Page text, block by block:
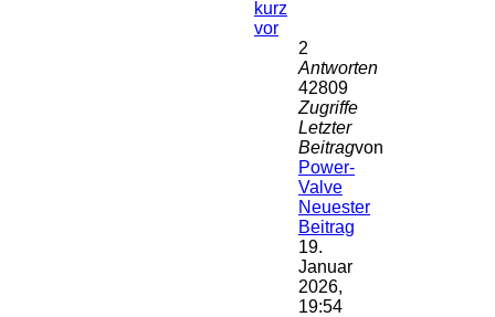
kurz
vor
2
Antworten
42809
Zugriffe
Letzter
Beitragvon
Power-
Valve
Neuester
Beitrag
19.
Januar
2026,
19:54